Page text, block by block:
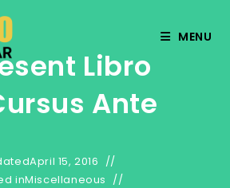
MENU
Libro
Ante
April 15, 2016
inMiscellaneous